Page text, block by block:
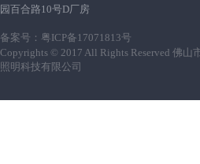
园百合路10号D厂房
备案号： 粤ICP备17071813号
Copyrights © 2017 All Rights Reserved 佛山
照明科技有限公司